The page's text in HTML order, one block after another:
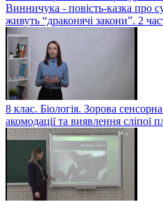
Винничука - повість-казка про
живуть “драконячі закони”. 2
8 клас. Біологія. Зорова
акомодації та виявлення сліпої